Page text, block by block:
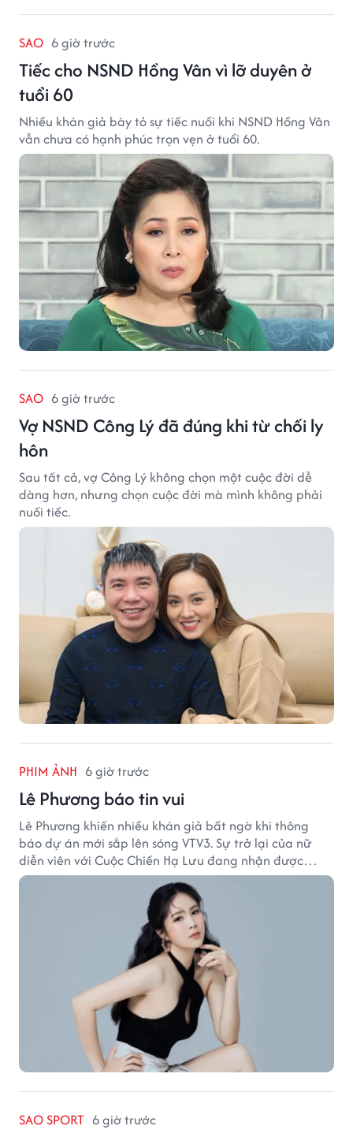
SAO 6 giờ trước
Tiếc cho NSND Hồng Vân vì lỡ duyên ở
tuổi 60
Nhiều khán giả bày tỏ sự tiếc nuối khi NSND Hồng Vân
vẫn chưa có hạnh phúc trọn vẹn ở tuổi 60.
SAO 6 giờ trước
Vợ NSND Công Lý đã đúng khi từ chối ly
hôn
Sau tất cả, vợ Công Lý không chọn một cuộc đời dễ
dàng hơn, nhưng chọn cuộc đời mà mình không phải
nuối tiếc.
PHIM ẢNH 6 giờ trước
Lê Phương báo tin vui
Lê Phương khiến nhiều khán giả bất ngờ khi thông
báo dự án mới sắp lên sóng VTV3. Sự trở lại của nữ
diễn viên với Cuộc Chiến Hạ Lưu đang nhận được
nhiều sự quan tâm.
SAO SPORT 6 giờ trước